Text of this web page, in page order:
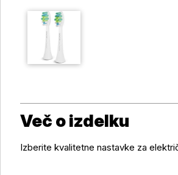
Več o izdelku
Izberite kvalitetne nastavke za